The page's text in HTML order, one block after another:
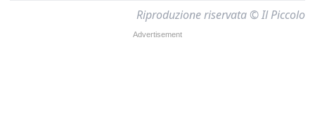
Riproduzione riservata © Il Piccolo